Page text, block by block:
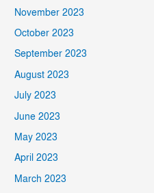
November 2023
October 2023
September 2023
August 2023
July 2023
June 2023
May 2023
April 2023
March 2023